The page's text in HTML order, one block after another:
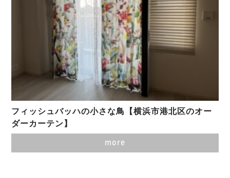
フィッシュバッハの小さな鳥【横浜市港北区のオー
ダーカーテン】
more